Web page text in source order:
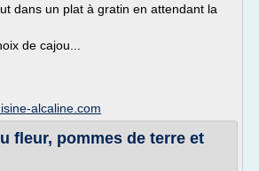
dans un plat à gratin en attendant la
de cajou...
alcaline.com
fleur, pommes de terre et